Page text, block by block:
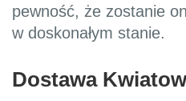
pewność, że zostanie
w doskonałym stanie.
Dostawa